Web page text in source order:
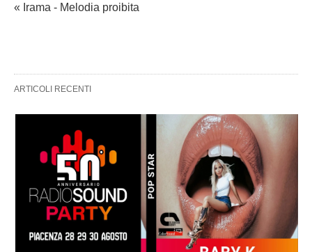
« Irama - Melodia proibita
ARTICOLI RECENTI